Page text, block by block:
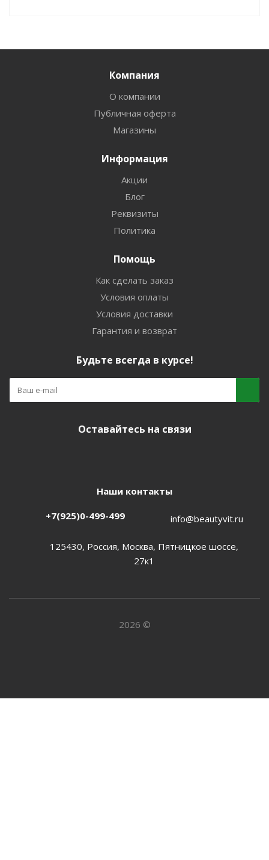
Компания
О компании
Публичная оферта
Магазины
Информация
Акции
Блог
Реквизиты
Политика
Помощь
Как сделать заказ
Условия оплаты
Условия доставки
Гарантия и возврат
Будьте всегда в курсе!
Оставайтесь на связи
Наши контакты
+7(925)0-499-499 info@beautyvit.ru
125430, Россия, Москва, Пятницкое шоссе,
27к1
2026 ©